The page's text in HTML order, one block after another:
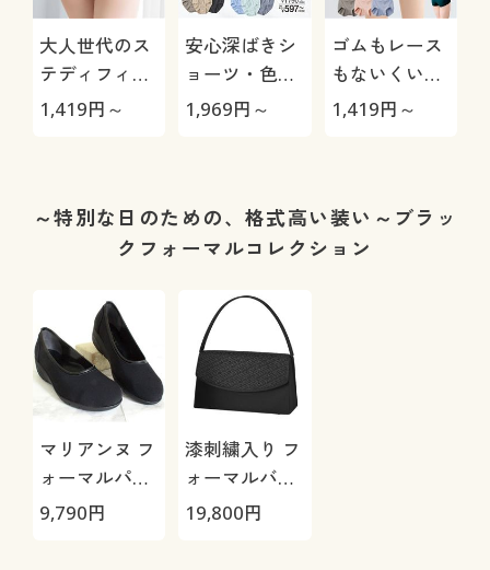
大人世代のス
テディフィッ
ト®ショーツ
1,419円～
安心深ばきシ
ョーツ・色違
い3枚組(綿
かゴム)(はき
こみ丈深め)
1,969円～
ゴムもレース
もないくい込
みにくいショ
1,419円～
～特別な日のための、格式高い装い～ブラッ
クフォーマルコレクション
マリアンヌ フ
ォーマルパン
プス(軽量・日
9,790円
漆刺繍入り フ
ォーマルバッ
グ
19,800円